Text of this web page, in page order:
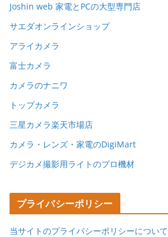
Joshin web 家電とPCの大型専門店
サエダオンラインショップ
アライカメラ
富士カメラ
カメラのナニワ
トップカメラ
三星カメラ楽天市場店
カメラ・レンズ・家電のDigiMart
デジカメ撮影用ライトのプロ機材
プライバシーポリシー
当サイトのプライバシーポリシーについて